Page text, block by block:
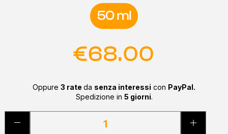
50 ml
€68.00
Oppure 3 rate da senza interessi con PayPal.
Spedizione in 5 giorni.